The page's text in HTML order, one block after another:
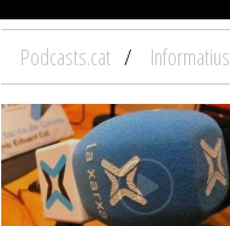
Podcasts.cat Informatius